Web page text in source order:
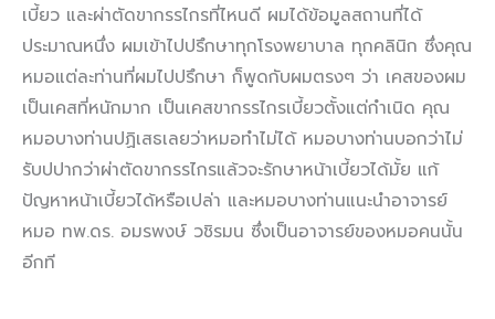
เบี้ยว และผ่าตัดขากรรไกรที่ไหนดี ผมได้ข้อมูลสถานที่ได้
ประมาณหนึ่ง ผมเข้าไปปรึกษาทุกโรงพยาบาล ทุกคลินิก ซึ่งคุณ
หมอแต่ละท่านที่ผมไปปรึกษา ก็พูดกับผมตรงๆ ว่า เคสของผม
เป็นเคสที่หนักมาก เป็นเคสขากรรไกรเบี้ยวตั้งแต่กำเนิด คุณ
หมอบางท่านปฏิเสธเลยว่าหมอทำไม่ได้ หมอบางท่านบอกว่าไม่
รับปปากว่าผ่าตัดขากรรไกรแล้วจะรักษาหน้าเบี้ยวได้มั้ย แก้
ปัญหาหน้าเบี้ยวได้หรือเปล่า และหมอบางท่านแนะนำอาจารย์
หมอ ทพ.ดร. อมรพงษ์ วชิรมน ซึ่งเป็นอาจารย์ของหมอคนนั้น
อีกที